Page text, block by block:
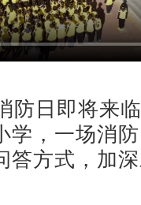
日即将来临
学，一场消
答方式，加